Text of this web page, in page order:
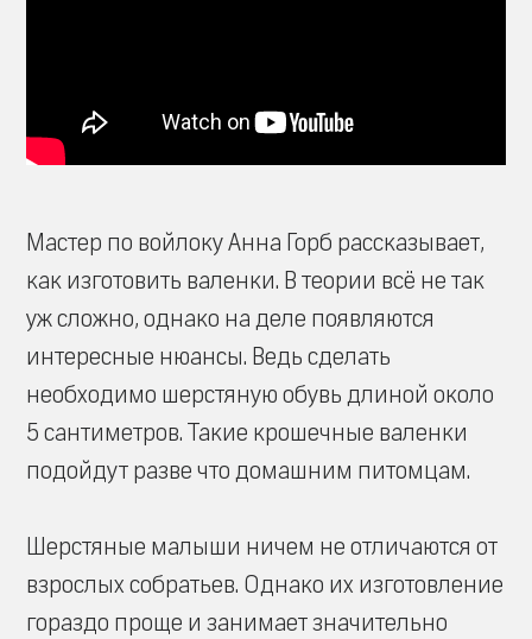
Мастер по войлоку Анна Горб рассказывает,
как изготовить валенки. В теории всё не так
уж сложно, однако на деле появляются
интересные нюансы. Ведь сделать
необходимо шерстяную обувь длиной около
5 сантиметров. Такие крошечные валенки
подойдут разве что домашним питомцам.
Шерстяные малыши ничем не отличаются от
взрослых собратьев. Однако их изготовление
гораздо проще и занимает значительно